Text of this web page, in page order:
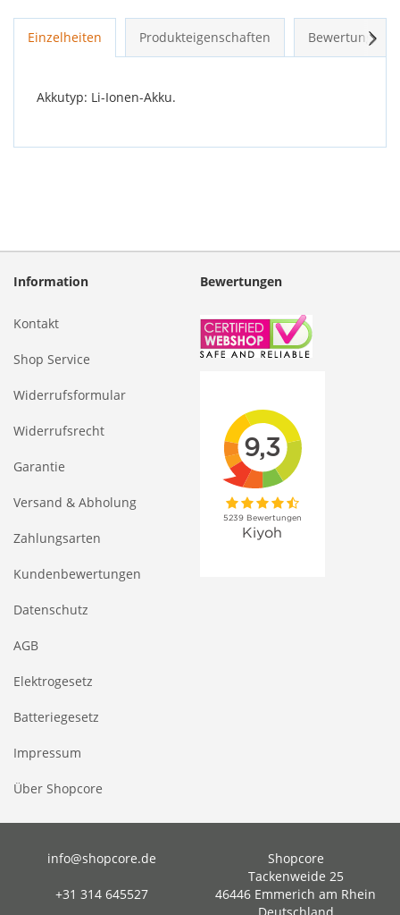
Einzelheiten Produkteigenschaften Bewertungen
Akkutyp: Li-Ionen-Akku.
Information
Kontakt
Shop Service
Widerrufsformular
Widerrufsrecht
Garantie
Versand & Abholung
Zahlungsarten
Kundenbewertungen
Datenschutz
AGB
Elektrogesetz
Batteriegesetz
Impressum
Über Shopcore
Bewertungen
info@shopcore.de
+31 314 645527
Shopcore
Tackenweide 25
46446 Emmerich am Rhein